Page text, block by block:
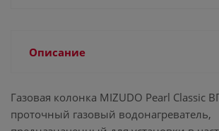
Описание
Газовая колонка MIZUDO Pearl Classic
проточный газовый водонагреватель,